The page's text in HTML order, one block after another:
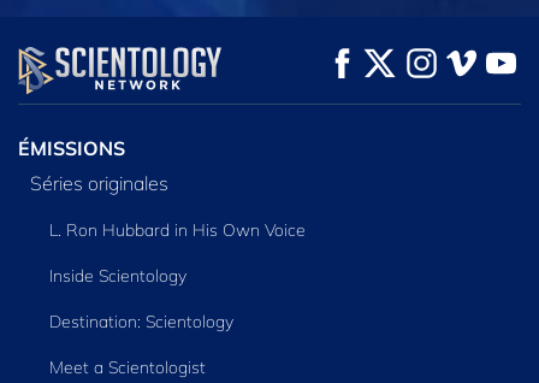
REGARDER REGARDER
DÉCOUVRIR LES
SÉRIES
ÉMISSIONS
Séries originales
L. Ron Hubbard in His Own Voice
Inside Scientology
Destination: Scientology
Meet a Scientologist